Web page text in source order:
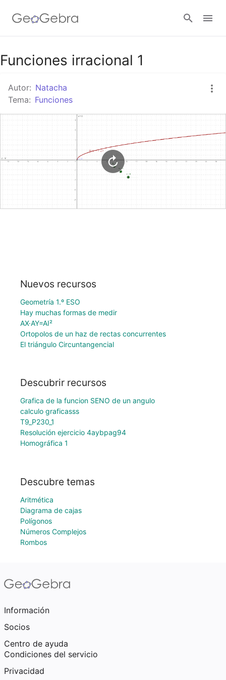
Google Classroom
GeoGebra Classroom
Funciones irracional 1
Autor: Natacha
Tema: Funciones
Nuevos recursos
Geometría 1.º ESO
Hay muchas formas de medir
AX·AY=AI²
Ortopolos de un haz de rectas concurrentes
El triángulo Circuntangencial
Descubrir recursos
Grafica de la funcion SENO de un angulo
calculo graficasss
T9_P230_1
Resolución ejercicio 4aybpag94
Homográfica 1
Descubre temas
Aritmética
Diagrama de cajas
Polígonos
Números Complejos
Rombos
Información
Socios
Centro de ayuda
Condiciones del servicio
Privacidad